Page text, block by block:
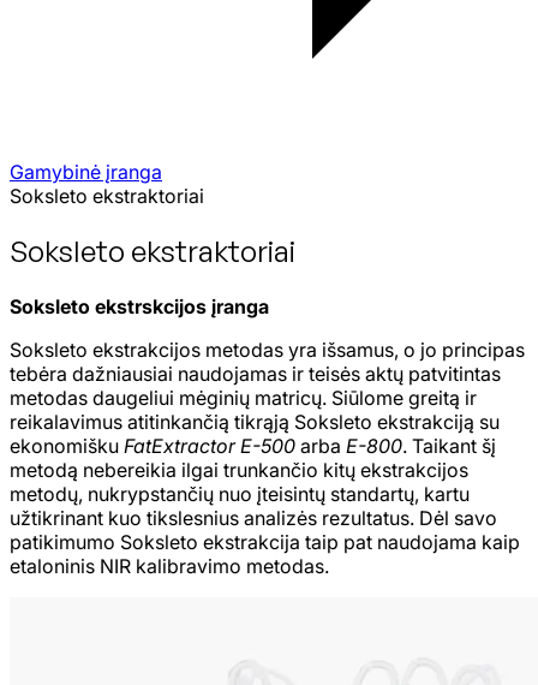
Gamybinė įranga
Soksleto ekstraktoriai
Soksleto ekstraktoriai
Soksleto ekstrskcijos įranga
Soksleto ekstrakcijos metodas yra išsamus, o jo principas
tebėra dažniausiai naudojamas ir teisės aktų patvitintas
metodas daugeliui mėginių matricų. Siūlome greitą ir
reikalavimus atitinkančią tikrąją Soksleto ekstrakciją su
ekonomišku FatExtractor E-500 arba E-800. Taikant šį
metodą nebereikia ilgai trunkančio kitų ekstrakcijos
metodų, nukrypstančių nuo įteisintų standartų, kartu
užtikrinant kuo tikslesnius analizės rezultatus. Dėl savo
patikimumo Soksleto ekstrakcija taip pat naudojama kaip
etaloninis NIR kalibravimo metodas.